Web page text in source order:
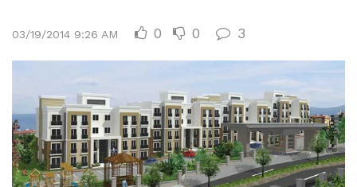
03/19/2014 9:26 AM 0 0 3